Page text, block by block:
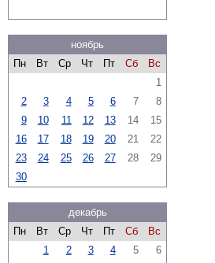
ноябрь
Пн
Вт Ср Чт Пт Сб
Вс
1
2
3 4 5 6 7
8
9
10 11 12 13 14
15
16
17 18 19 20 21
22
23
24 25 26 27 28
29
30
декабрь
Пн
Вт Ср Чт Пт Сб
Вс
1
2 3 4 5
6